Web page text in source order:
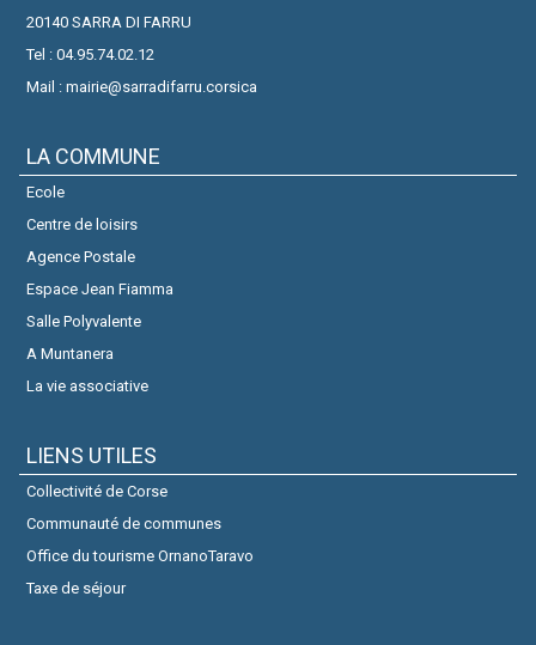
20140 SARRA DI FARRU
Tel : 04.95.74.02.12
Mail : mairie@sarradifarru.corsica
LA COMMUNE
Ecole
Centre de loisirs
Agence Postale
Espace Jean Fiamma
Salle Polyvalente
A Muntanera
La vie associative
LIENS UTILES
Collectivité de Corse
Communauté de communes
Office du tourisme OrnanoTaravo
Taxe de séjour